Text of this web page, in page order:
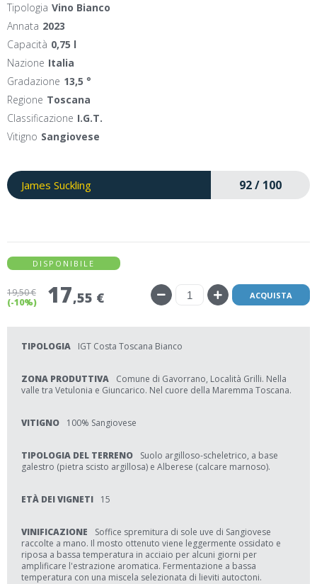
Tipologia Vino Bianco
Annata 2023
Capacità 0,75 l
Nazione Italia
Gradazione 13,5 °
Regione Toscana
Classificazione I.G.T.
Vitigno Sangiovese
James Suckling 92 / 100
DISPONIBILE
19,50 €
(-10%)
17,55 € ACQUISTA
TIPOLOGIA IGT Costa Toscana Bianco
ZONA PRODUTTIVA
Comune di Gavorrano, Località Grilli. Nella
valle tra Vetulonia e Giuncarico. Nel cuore della Maremma Toscana.
VITIGNO 100% Sangiovese
TIPOLOGIA DEL TERRENO
Suolo argilloso-scheletrico, a base
galestro (pietra scisto argillosa) e Alberese (calcare marnoso).
ETÀ DEI VIGNETI 15
VINIFICAZIONE
Soffice spremitura di sole uve di Sangiovese
raccolte a mano. Il mosto ottenuto viene leggermente ossidato e
riposa a bassa temperatura in acciaio per alcuni giorni per
amplificare l'estrazione aromatica. Fermentazione a bassa
temperatura con una miscela selezionata di lieviti autoctoni.